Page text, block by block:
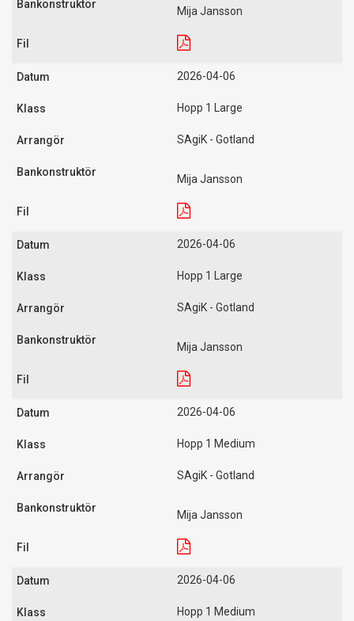
Mija Jansson
2026-04-06
Hopp 1 Large
SAgiK - Gotland
Mija Jansson
2026-04-06
Hopp 1 Large
SAgiK - Gotland
Mija Jansson
2026-04-06
Hopp 1 Medium
SAgiK - Gotland
Mija Jansson
2026-04-06
Hopp 1 Medium